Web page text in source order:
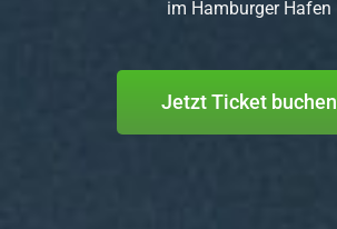
im Hamburger Hafen
Jetzt Ticket buchen